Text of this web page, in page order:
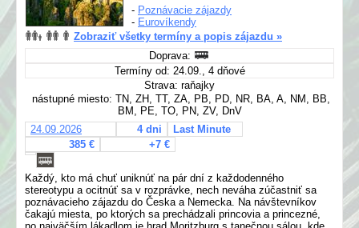
- Poznávacie zájazdy
- Eurovíkendy
Zobraziť všetky termíny a popis zájazdu »
Doprava:
Termíny od: 24.09., 4 dňové
Strava: raňajky
nástupné miesto: TN, ZH, TT, ZA, PB, PD, NR, BA, A, NM, BB,
BM, PE, TO, PN, ZV, DnV
24.09.2026
4 dni
Last Minute
385 €
+7 €
Každý, kto má chuť uniknúť na pár dní z každodenného
stereotypu a ocitnúť sa v rozprávke, nech neváha zúčastniť sa
poznávacieho zájazdu do Česka a Nemecka. Na návštevníkov
čakajú miesta, po ktorých sa prechádzali princovia a princezné,